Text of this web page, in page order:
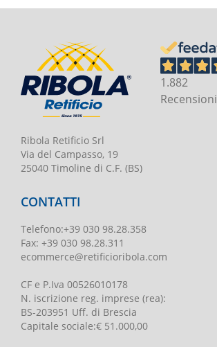
Ribola Retificio Srl
Via del Campasso, 19
25040 Timoline di C.F. (BS)
1.882
Recensioni
CONTATTI
Telefono:+39 030 98.28.358
Fax: +39 030 98.28.311
ecommerce@retificioribola.com
CF e P.Iva 00526010178
N. iscrizione reg. imprese (rea):
BS-203951 Uff. di Brescia
Capitale sociale:€ 51.000,00